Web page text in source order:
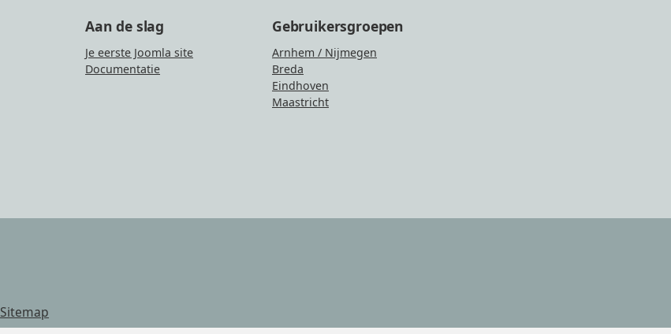
Aan de slag
Je eerste Joomla site
Documentatie
Gebruikersgroepen
Arnhem / Nijmegen
Breda
Eindhoven
Maastricht
Sitemap